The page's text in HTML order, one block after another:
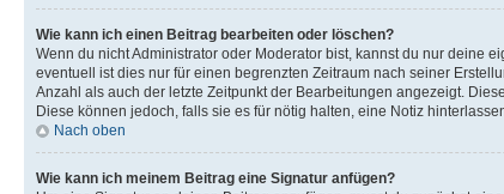
Wie kann ich einen Beitrag bearbeiten oder löschen?
Wenn du nicht Administrator oder Moderator bist, kannst du nur deine
eventuell ist dies nur für einen begrenzten Zeitraum nach seiner
Anzahl als auch der letzte Zeitpunkt der Bearbeitungen angezeigt.
Diese können jedoch, falls sie es für nötig halten, eine Notiz
Nach oben
Wie kann ich meinem Beitrag eine Signatur anfügen?